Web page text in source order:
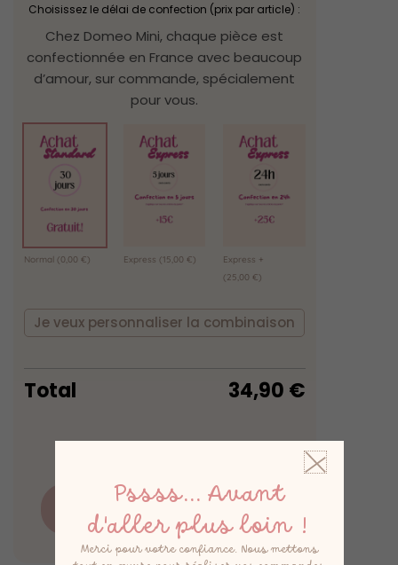
Choisissez le délai de confection (prix par article) :
Chez Domeo Mini, chaque pièce est
confectionnée en France avec beaucoup
d’amour, sur commande, spécialement
pour vous.
Normal (0,00 €) Express (15,00 €)
Express +
(25,00 €)
Je veux personnaliser la combinaison
Total 34,90 €
Ajouter au panier
Pssss... Avant
d'aller plus loin !
Merci pour votre confiance. Nous mettons